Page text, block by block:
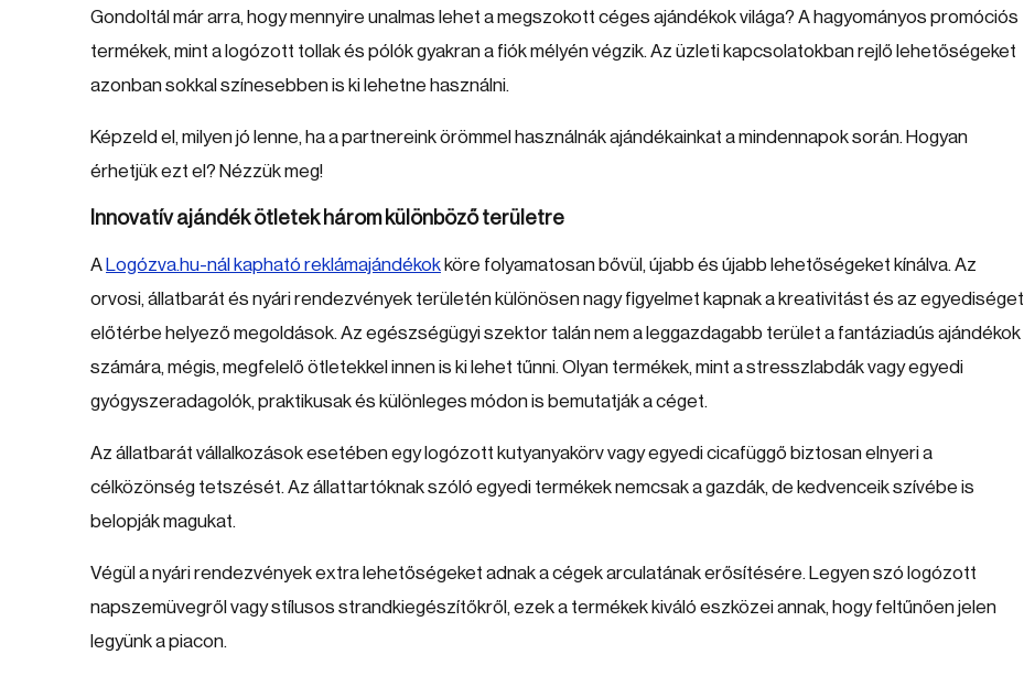
Gondoltál már arra, hogy mennyire unalmas lehet a megszokott céges ajándékok világa? A hagyományos promóciós
termékek, mint a logózott tollak és pólók gyakran a fiók mélyén végzik. Az üzleti kapcsolatokban rejlő lehetőségeket
azonban sokkal színesebben is ki lehetne használni.
Képzeld el, milyen jó lenne, ha a partnereink örömmel használnák ajándékainkat a mindennapok során. Hogyan
érhetjük ezt el? Nézzük meg!
Innovatív ajándék ötletek három különböző területre
A Logózva.hu-nál kapható reklámajándékok köre folyamatosan bővül, újabb és újabb lehetőségeket kínálva. Az
orvosi, állatbarát és nyári rendezvények területén különösen nagy figyelmet kapnak a kreativitást és az egyediséget
előtérbe helyező megoldások. Az egészségügyi szektor talán nem a leggazdagabb terület a fantáziadús ajándékok
számára, mégis, megfelelő ötletekkel innen is ki lehet tűnni. Olyan termékek, mint a stresszlabdák vagy egyedi
gyógyszeradagolók, praktikusak és különleges módon is bemutatják a céget.
Az állatbarát vállalkozások esetében egy logózott kutyanyakörv vagy egyedi cicafüggő biztosan elnyeri a
célközönség tetszését. Az állattartóknak szóló egyedi termékek nemcsak a gazdák, de kedvenceik szívébe is
belopják magukat.
Végül a nyári rendezvények extra lehetőségeket adnak a cégek arculatának erősítésére. Legyen szó logózott
napszemüvegről vagy stílusos strandkiegészítőkről, ezek a termékek kiváló eszközei annak, hogy feltűnően jelen
legyünk a piacon.